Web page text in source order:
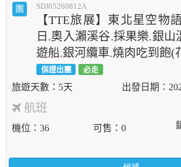
團 SDJ05260812A
【TTE旅展】東北星空物
日.奧入瀨溪谷.採果樂.銀山
遊船.銀河纜車.燒肉吃到飽(
保證出團 必走
5天
航班
機位 36 可售 0